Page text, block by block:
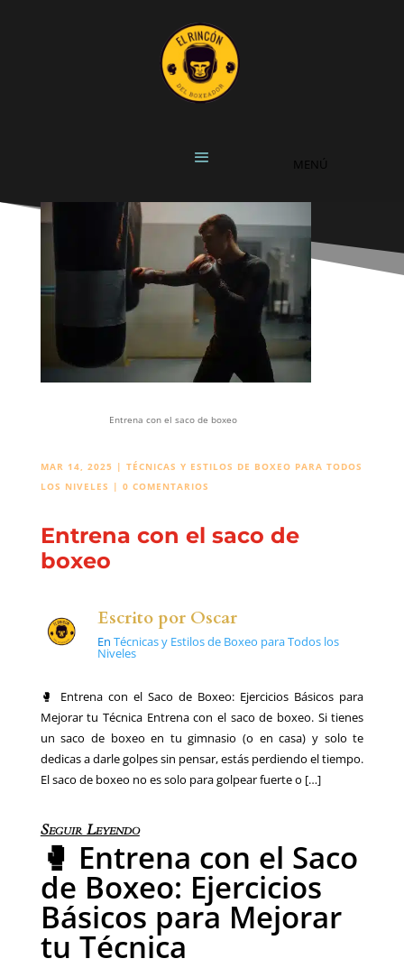
Entrena con el saco de boxeo
MAR 14, 2025 | TÉCNICAS Y ESTILOS DE BOXEO PARA TODOS
LOS NIVELES | 0 COMENTARIOS
Entrena con el saco de
boxeo
Escrito por Oscar
En Técnicas y Estilos de Boxeo para Todos los
Niveles
🥊 Entrena con el Saco de Boxeo: Ejercicios Básicos para
Mejorar tu Técnica Entrena con el saco de boxeo. Si tienes
un saco de boxeo en tu gimnasio (o en casa) y solo te
dedicas a darle golpes sin pensar, estás perdiendo el tiempo.
El saco de boxeo no es solo para golpear fuerte o […]
Seguir Leyendo
🥊 Entrena con el Saco
de Boxeo: Ejercicios
Básicos para Mejorar
tu Técnica